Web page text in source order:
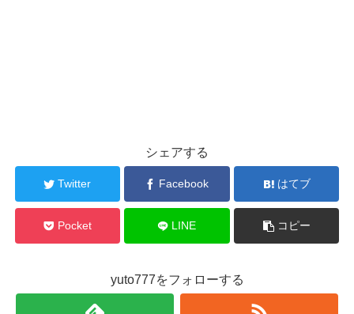
シェアする
Twitter Facebook はてブ
Pocket LINE コピー
yuto777をフォローする